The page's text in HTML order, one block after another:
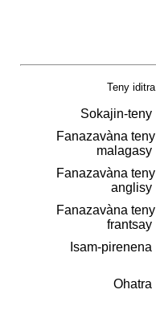
Teny iditra
Sokajin-teny
Fanazavàna teny
malagasy
Fanazavàna teny
anglisy
Fanazavàna teny
frantsay
Isam-pirenena
Ohatra